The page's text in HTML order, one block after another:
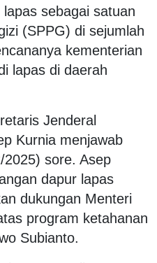
sebagai satuan
(SPPG) di sejumlah
kementerian
lapas di daerah
Jenderal
Kurnia menjawab
2025) sore. Asep
dapur lapas
dukungan Menteri
program ketahanan
Subianto.